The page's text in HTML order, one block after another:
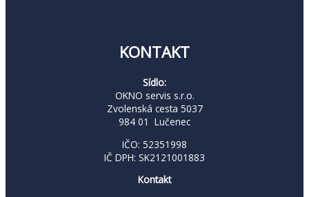
KONTAKT
Sídlo:
OKNO servis s.r.o.
Zvolenská cesta 5037
984 01 Lučenec
IČO: 52351998
IČ DPH: SK2121001883
Kontakt